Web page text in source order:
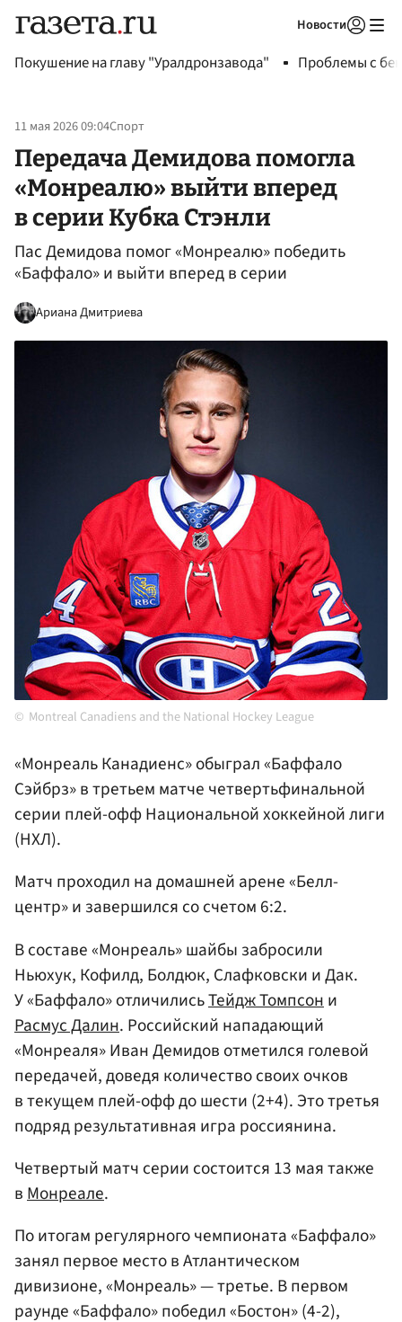
Новости
Покушение на главу "Уралдронзавода" Проблемы с
11 мая 2026 09:04Спорт
Передача Демидова помогла
«Монреалю» выйти вперед
в серии Кубка Стэнли
Пас Демидова помог «Монреалю» победить
«Баффало» и выйти вперед в серии
Ариана Дмитриева
Montreal Canadiens and the National Hockey League
«Монреаль Канадиенс» обыграл «Баффало
Сэйбрз» в третьем матче четвертьфинальной
серии плей-офф Национальной хоккейной лиги
(НХЛ).
Матч проходил на домашней арене «Белл-
центр» и завершился со счетом 6:2.
В составе «Монреаль» шайбы забросили
Ньюхук, Кофилд, Болдюк, Слафковски и Дак.
У «Баффало» отличилисьТейдж Томпсон и
Расмус Далин. Российский нападающий
«Монреаля» Иван Демидов отметился голевой
передачей, доведя количество своих очков
в текущем плей-офф до шести (2+4). Это третья
подряд результативная игра россиянина.
Четвертый матч серии состоится 13 мая также
вМонреале.
По итогам регулярного чемпионата «Баффало»
занял первое место в Атлантическом
дивизионе, «Монреаль» — третье. В первом
раунде «Баффало» победил «Бостон» (4-2),